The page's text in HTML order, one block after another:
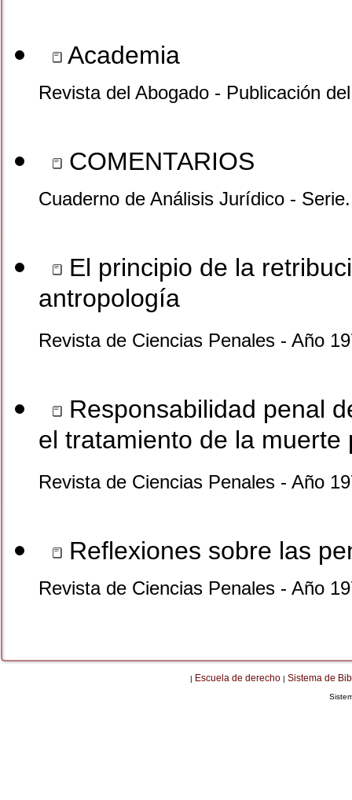
Academia
Revista del Abogado - Publicación
COMENTARIOS
Cuaderno de Análisis Jurídico -
El principio de la
antropología
Revista de Ciencias Penales - Año
Responsabilidad penal
el tratamiento de la muerte
Revista de Ciencias Penales - Año
Reflexiones sobre las
Revista de Ciencias Penales - Año
| Escuela de derecho | Sistema de